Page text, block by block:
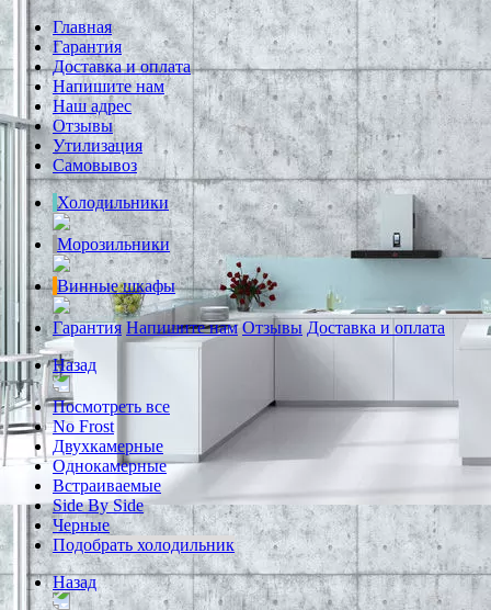
Главная
Гарантия
Доставка и оплата
Напишите нам
Наш адрес
Отзывы
Утилизация
Самовывоз
Холодильники
Морозильники
Винные шкафы
Гарантия Напишите нам Отзывы Доставка и оплата
Назад
Посмотреть все
No Frost
Двухкамерные
Однокамерные
Встраиваемые
Side By Side
Черные
Подобрать холодильник
Назад